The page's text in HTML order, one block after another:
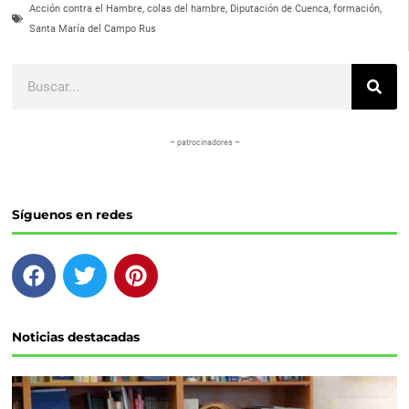
Acción contra el Hambre,colas del hambre, Diputación de Cuenca,formación,
Santa María del Campo Rus
– patrocinadores –
Síguenos en redes
F
a
e
b
o
o
T
w
t
t
e
r
P
i
t
e
r
e
Noticias destacadas